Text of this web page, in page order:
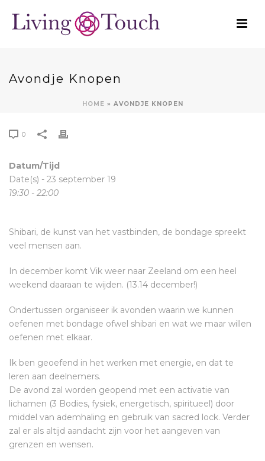
Avondje Knopen
HOME » AVONDJE KNOPEN
0
Datum/Tijd
Date(s) - 23 september 19
19:30 - 22:00
Shibari, de kunst van het vastbinden, de bondage spreekt
veel mensen aan.
In december komt Vik weer naar Zeeland om een heel
weekend daaraan te wijden. (13.14 december!)
Ondertussen organiseer ik avonden waarin we kunnen
oefenen met bondage ofwel shibari en wat we maar willen
oefenen met elkaar.
Ik ben geoefend in het werken met energie, en dat te
leren aan deelnemers.
De avond zal worden geopend met een activatie van
lichamen (3 Bodies, fysiek, energetisch, spiritueel) door
middel van ademhaling en gebruik van sacred lock. Verder
zal er als altijd aandacht zijn voor het aangeven van
grenzen en wensen.